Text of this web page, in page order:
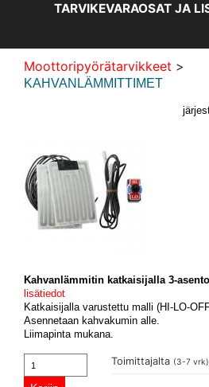
TARVIKEVARAOSAT JA
Moottoripyörätarvikkeet >
KAHVANLÄMMITTIMET
Kahvanlämmitin katkaisijalla 3-
lisätiedot
Katkaisijalla varustettu malli (HI-LO-
Asennetaan kahvakumin alle.
Liimapinta mukana.
Toimittajalta (3-7 vrk)